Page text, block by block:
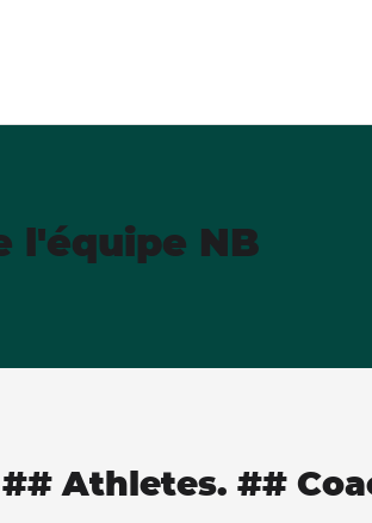
l'équipe NB
## Athletes. ##